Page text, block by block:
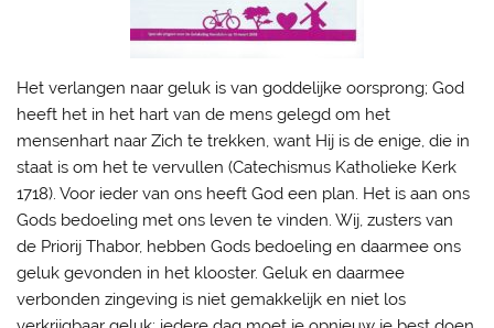
Het verlangen naar geluk is van goddelijke oorsprong; God
heeft het in het hart van de mens gelegd om het
mensenhart naar Zich te trekken, want Hij is de enige, die in
staat is om het te vervullen (Catechismus Katholieke Kerk
1718). Voor ieder van ons heeft God een plan. Het is aan ons
Gods bedoeling met ons leven te vinden. Wij, zusters van
de Priorij Thabor, hebben Gods bedoeling en daarmee ons
geluk gevonden in het klooster. Geluk en daarmee
verbonden zingeving is niet gemakkelijk en niet los